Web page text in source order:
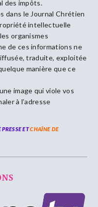
des impôts.
dans le Journal Chrétien
intellectuelle
organismes
de ces informations ne
traduite, exploitée
manière que ce
image qui viole vos
à l’adresse
PRESSE ETCHAÎNE DE